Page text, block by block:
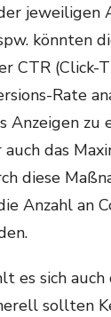
jeweiligen
könnten
CTR (Click-
Rate
Anzeigen zu
das
diese
Anzahl an
es sich
sollten